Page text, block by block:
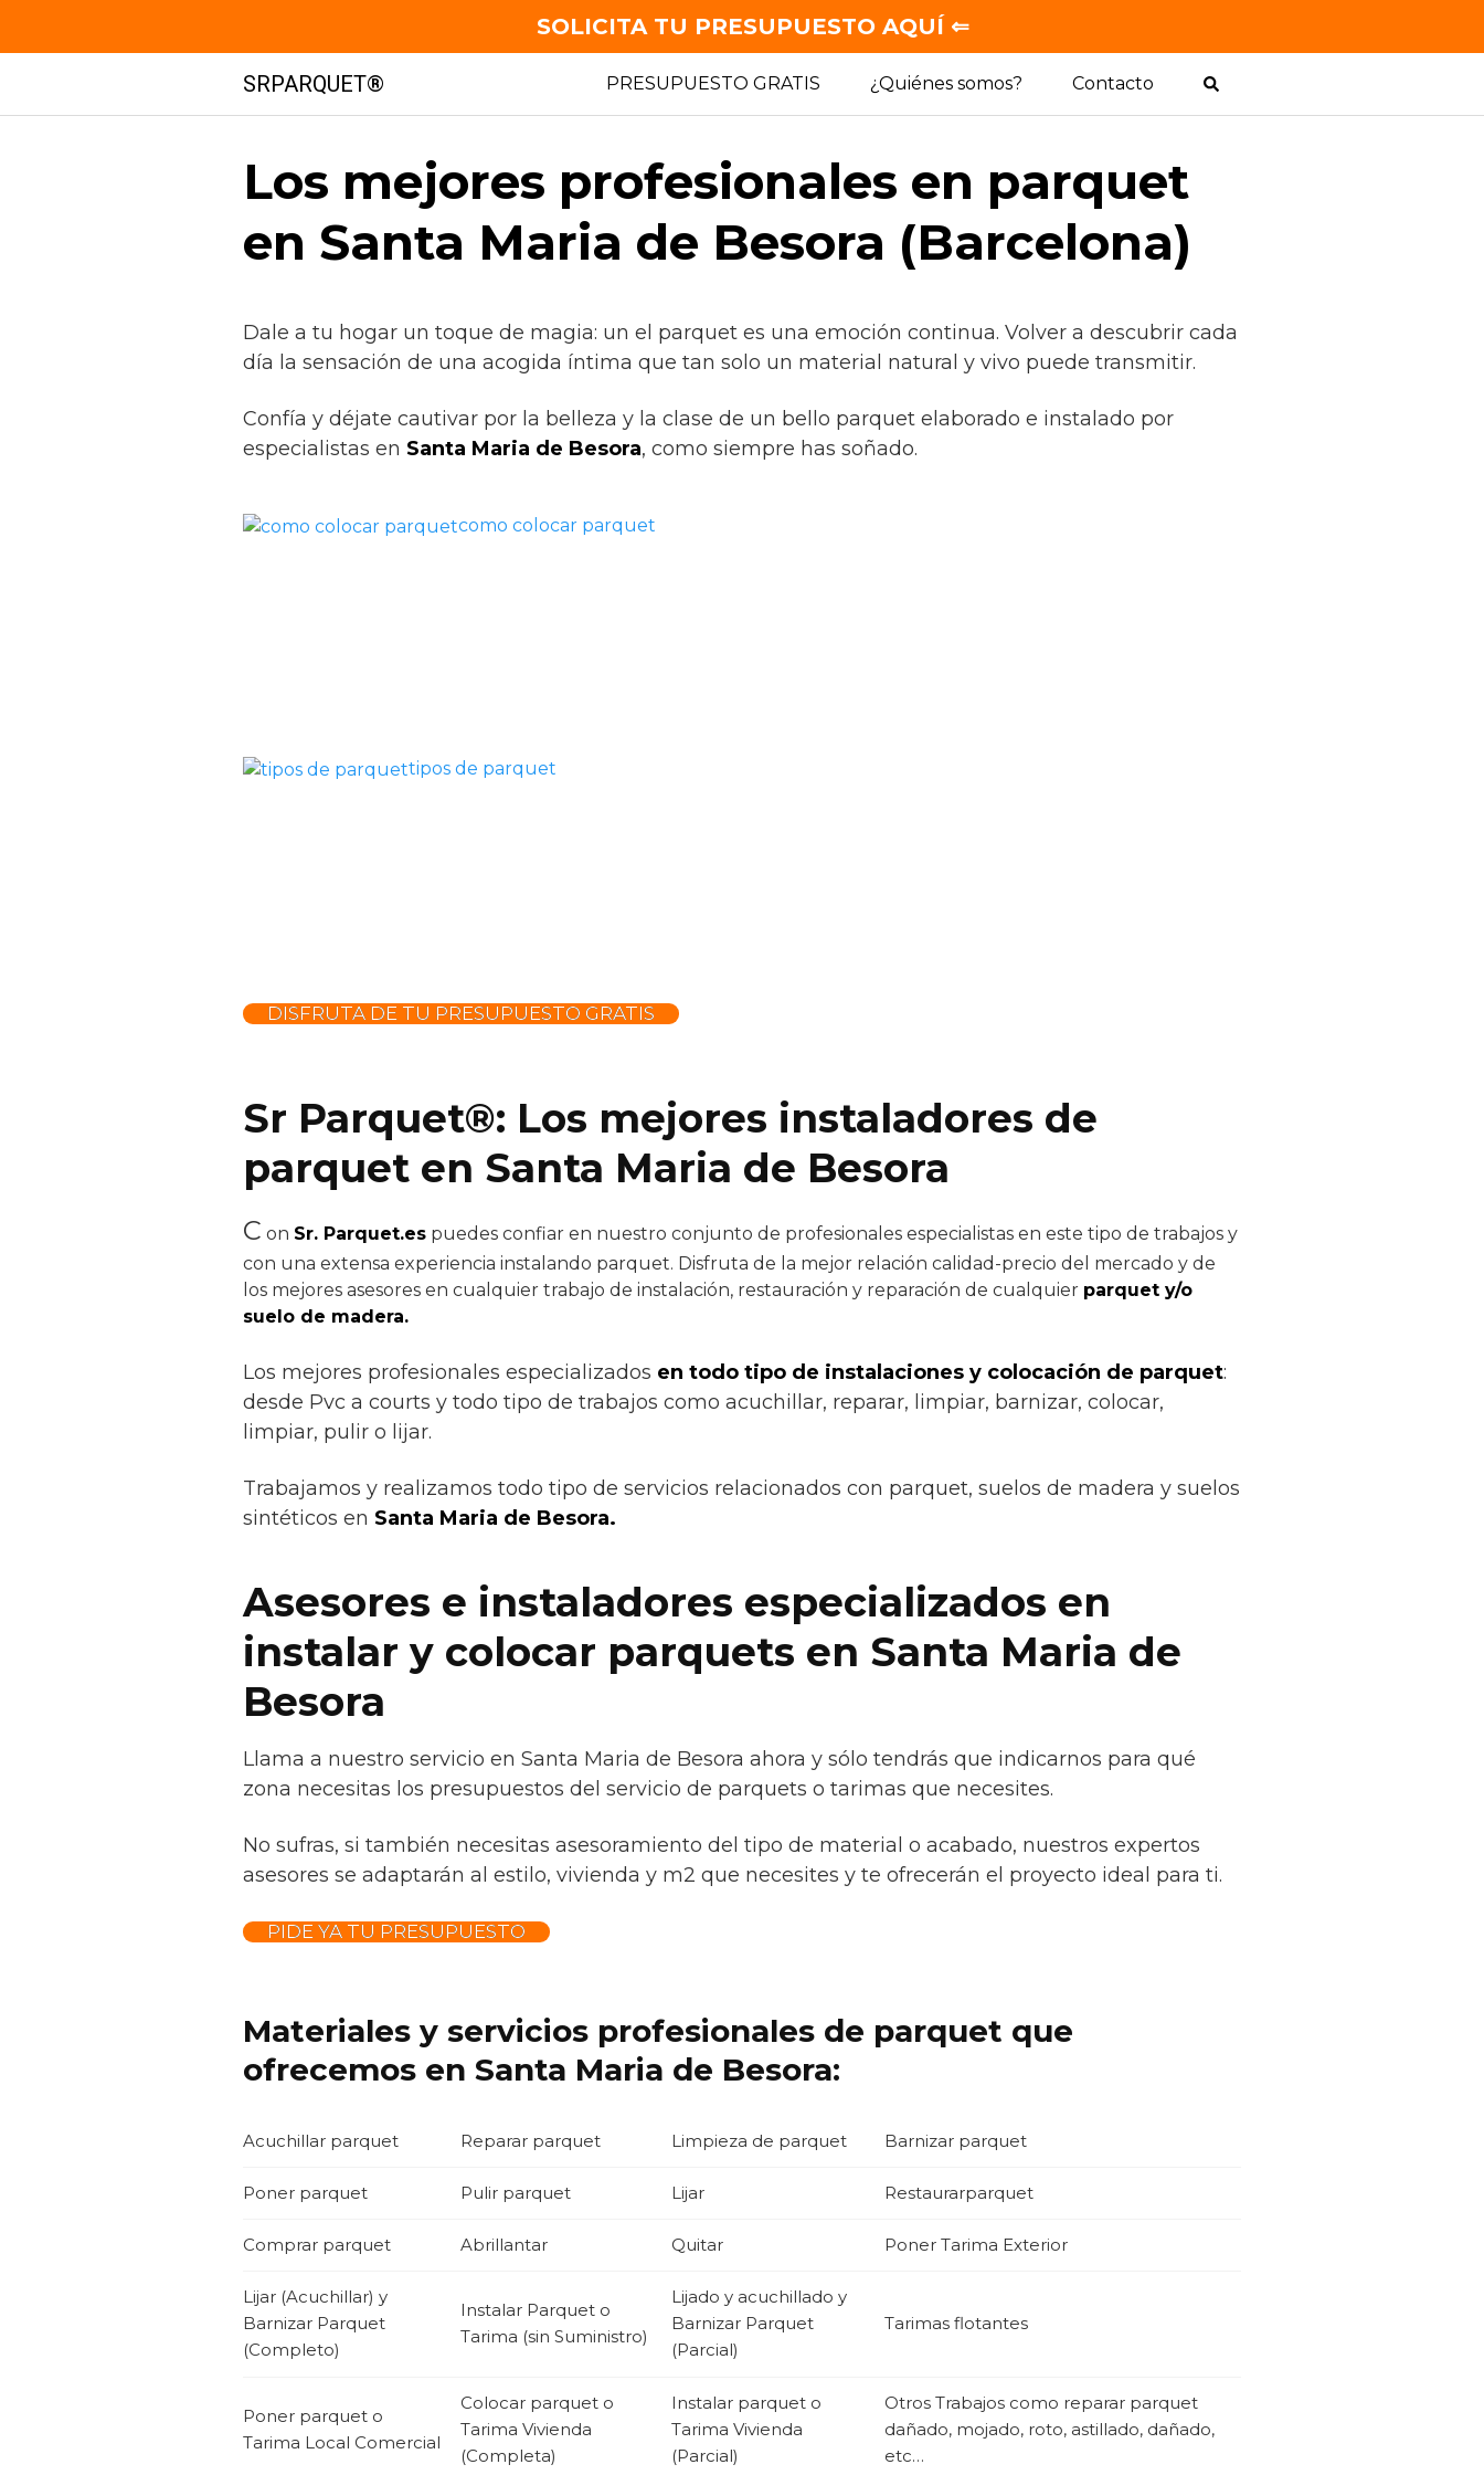
contenido
SRPARQUET® PRESUPUESTO GRATIS ¿Quiénes somos? Contacto
Los mejores profesionales en parquet
en Santa Maria de Besora (Barcelona)
Dale a tu hogar un toque de magia: un el parquet es una emoción continua. Volver a descubrir cada
día la sensación de una acogida íntima que tan solo un material natural y vivo puede transmitir.
Confía y déjate cautivar por la belleza y la clase de un bello parquet elaborado e instalado por
especialistas en Santa Maria de Besora, como siempre has soñado.
como colocar parquet
tipos de parquet
DISFRUTA DE TU PRESUPUESTO GRATIS
Sr Parquet®: Los mejores instaladores de
parquet en Santa Maria de Besora
C on Sr. Parquet.es puedes confiar en nuestro conjunto de profesionales especialistas en este tipo de trabajos y
con una extensa experiencia instalando parquet. Disfruta de la mejor relación calidad-precio del mercado y de
los mejores asesores en cualquier trabajo de instalación, restauración y reparación de cualquier parquet y/o
suelo de madera.
Los mejores profesionales especializados en todo tipo de instalaciones y colocación de parquet:
desde Pvc a courts y todo tipo de trabajos como acuchillar, reparar, limpiar, barnizar, colocar,
limpiar, pulir o lijar.
Trabajamos y realizamos todo tipo de servicios relacionados con parquet, suelos de madera y suelos
sintéticos en Santa Maria de Besora.
Asesores e instaladores especializados en
instalar y colocar parquets en Santa Maria de
Besora
Llama a nuestro servicio en Santa Maria de Besora ahora y sólo tendrás que indicarnos para qué
zona necesitas los presupuestos del servicio de parquets o tarimas que necesites.
No sufras, si también necesitas asesoramiento del tipo de material o acabado, nuestros expertos
asesores se adaptarán al estilo, vivienda y m2 que necesites y te ofrecerán el proyecto ideal para ti.
PIDE YA TU PRESUPUESTO
Materiales y servicios profesionales de parquet que
ofrecemos en Santa Maria de Besora:
Acuchillar parquet Reparar parquet Limpieza de parquet Barnizar parquet
Poner parquet Pulir parquet Lijar Restaurarparquet
Comprar parquet Abrillantar Quitar Poner Tarima Exterior
Lijar (Acuchillar) y
Barnizar Parquet
(Completo)
Instalar Parquet o
Tarima (sin Suministro)
Lijado y acuchillado y
Barnizar Parquet
(Parcial)
Tarimas flotantes
Poner parquet o
Tarima Local Comercial
Colocar parquet o
Tarima Vivienda
(Completa)
Instalar parquet o
Tarima Vivienda
(Parcial)
Otros Trabajos como reparar parquet
dañado, mojado, roto, astillado, dañado,
etc…
SOLICITA TU PRESUPUESTO AQUÍ ⇐